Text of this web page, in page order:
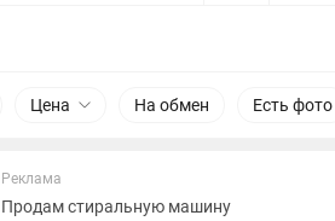
Цена На обмен Есть фото
Реклама
Продам стиральную машину